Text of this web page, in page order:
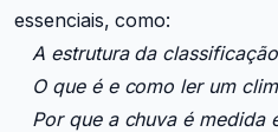
essenciais, como:
A estrutura da
O que é e como ler um
Por que a chuva é medida